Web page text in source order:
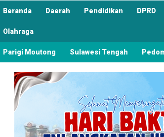
Beranda Daerah Pendidikan DPRD
Olahraga
Parigi Moutong Sulawesi Tengah